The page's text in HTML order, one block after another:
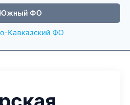
Южный ФО
Кавказский ФО